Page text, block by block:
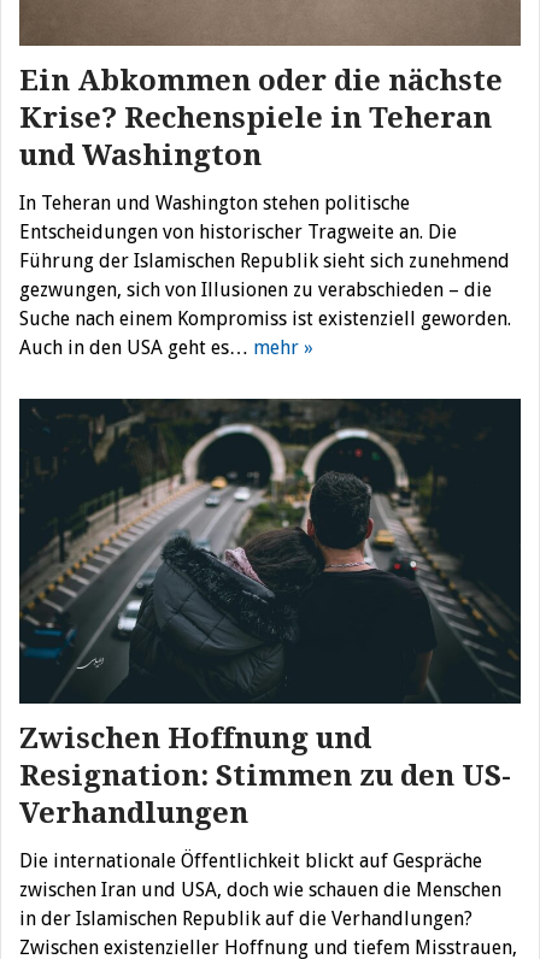
Ein Abkommen oder die nächste
Krise? Rechenspiele in Teheran
und Washington
In Teheran und Washington stehen politische
Entscheidungen von historischer Tragweite an. Die
Führung der Islamischen Republik sieht sich zunehmend
gezwungen, sich von Illusionen zu verabschieden – die
Suche nach einem Kompromiss ist existenziell geworden.
Auch in den USA geht es… mehr »
Zwischen Hoffnung und
Resignation: Stimmen zu den US-
Verhandlungen
Die internationale Öffentlichkeit blickt auf Gespräche
zwischen Iran und USA, doch wie schauen die Menschen
in der Islamischen Republik auf die Verhandlungen?
Zwischen existenzieller Hoffnung und tiefem Misstrauen,